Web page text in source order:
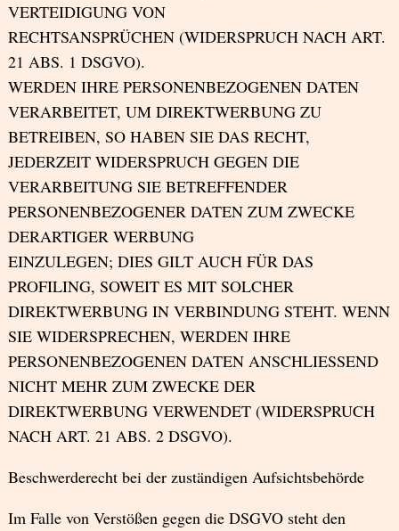
VERTEIDIGUNG VON
RECHTSANSPRÜCHEN (WIDERSPRUCH NACH ART.
21 ABS. 1 DSGVO).
WERDEN IHRE PERSONENBEZOGENEN DATEN
VERARBEITET, UM DIREKTWERBUNG ZU
BETREIBEN, SO HABEN SIE DAS RECHT,
JEDERZEIT WIDERSPRUCH GEGEN DIE
VERARBEITUNG SIE BETREFFENDER
PERSONENBEZOGENER DATEN ZUM ZWECKE
DERARTIGER WERBUNG
EINZULEGEN; DIES GILT AUCH FÜR DAS
PROFILING, SOWEIT ES MIT SOLCHER
DIREKTWERBUNG IN VERBINDUNG STEHT. WENN
SIE WIDERSPRECHEN, WERDEN IHRE
PERSONENBEZOGENEN DATEN ANSCHLIESSEND
NICHT MEHR ZUM ZWECKE DER
DIREKTWERBUNG VERWENDET (WIDERSPRUCH
NACH ART. 21 ABS. 2 DSGVO).
Beschwerderecht bei der zuständigen Aufsichtsbehörde
Im Falle von Verstößen gegen die DSGVO steht den